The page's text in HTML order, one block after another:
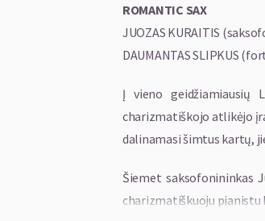
ROMANTIC SAX
JUOZAS KURAITIS
DAUMANTAS SLIPKUS
Į vieno geidžiamiausių
charizmatiškojo atlikėjo
dalinamasi šimtus kartų,
Šiemet saksofonininkas
charizmatiškuoju pianistu